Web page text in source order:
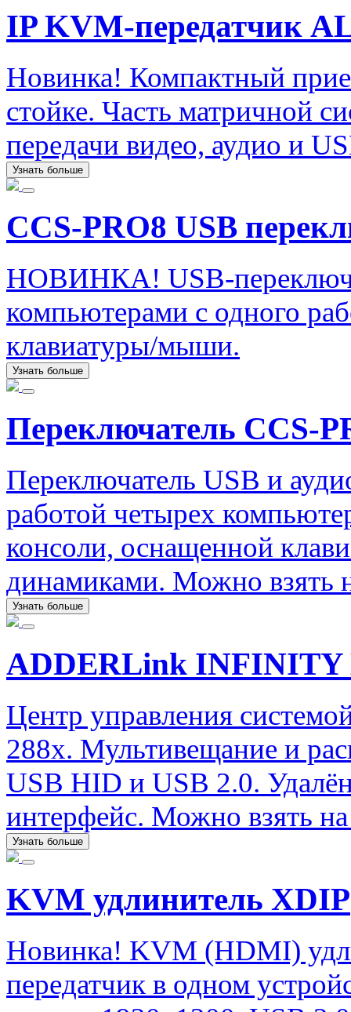
IP KVM-передатчик
Новинка! Компактный
стойке. Часть матричной
передачи видео, аудио и
Узнать больше
CCS-PRO8 USB
НОВИНКА! USB-
компьютерами с одного
клавиатуры/мыши.
Узнать больше
Переключатель CCS-
Переключатель USB и
работой четырех
консоли, оснащенной
динамиками. Можно взять
Узнать больше
ADDERLink INFINITY
Центр управления
288x. Мультивещание и
USB HID и USB 2.0.
интерфейс. Можно взять на
Узнать больше
KVM удлинитель XDIP
Новинка! KVM (HDMI)
передатчик в одном